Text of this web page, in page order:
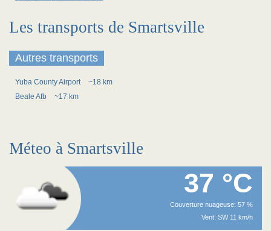
Les transports de Smartsville
Autres transports
Yuba County Airport
~18 km
Beale Afb
~17 km
Méteo à Smartsville
37 °C
Couverture nuageuse: 57 %
Vent: SW 11 km/h